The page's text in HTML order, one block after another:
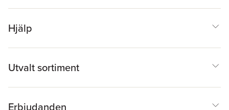
Hjälp
Utvalt sortiment
Erbjudanden